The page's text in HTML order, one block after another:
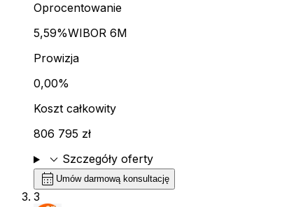
Oprocentowanie
5,59%WIBOR 6M
Prowizja
0,00%
Koszt całkowity
806 795 zł
expand_more Szczegóły oferty
calendar_month Umów darmową konsultację
3